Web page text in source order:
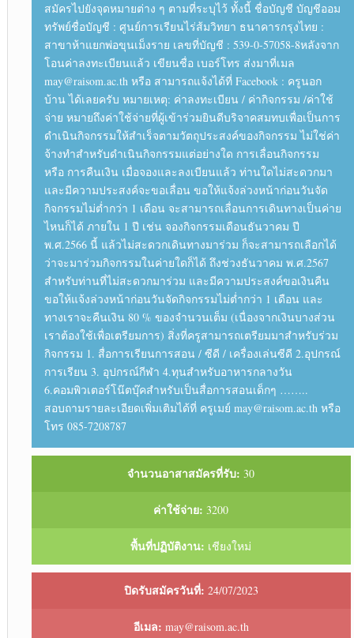
สมัครไปยังจุดหมายต่าง ๆ ตามที่ระบุไว้ ทั้งนี้ ชื่อบัญชี บัญชีออม
ทรัพย์ชื่อบัญชี : ศูนย์การเรียนไร่ส้มวิทยา ธนาคารกรุงไทย :
สาขาห้าแยกพ่อขุนเม็งราย เลขที่บัญชี : 539-0-57058-8หลังจาก
โอนค่าลงทะเบียนแล้ว เขียนชื่อ เบอร์โทร ส่งมาที่เมล
may@raisom.ac.th หรือ สามารถแจ้งได้ที่ Facebook : ครูนอก
บ้าน ได้เลยครับ หมายเหตุ: ค่าลงทะเบียน / ค่ากิจกรรม /ค่าใช้
จ่าย หมายถึงค่าใช้จ่ายที่ผู้เข้าร่วมยินดีบริจาคสมทบเพื่อเป็นการ
ดำเนินกิจกรรมให้สำเร็จตามวัตถุประสงค์ของกิจกรรม ไม่ใช่ค่า
จ้างทำสำหรับดำเนินกิจกรรมแต่อย่างใด การเลื่อนกิจกรรม
หรือ การคืนเงิน เมื่อจองและลงเบียนแล้ว ท่านใดไม่สะดวกมา
และมีความประสงค์จะขอเลื่อน ขอให้แจ้งล่วงหน้าก่อนวันจัด
กิจกรรมไม่ต่ำกว่า 1 เดือน จะสามารถเลื่อนการเดินทางเป็นค่าย
ไหนก็ได้ ภายใน 1 ปี เช่น จองกิจกรรมเดือนธันวาคม ปี
พ.ศ.2566 นี้ แล้วไม่สะดวกเดินทางมาร่วม ก็จะสามารถเลือกได้
ว่าจะมาร่วมกิจกรรมในค่ายใดก็ได้ ถึงช่วงธันวาคม พ.ศ.2567
สำหรับท่านที่ไม่สะดวกมาร่วม และมีความประสงค์ขอเงินคืน
ขอให้แจ้งล่วงหน้าก่อนวันจัดกิจกรรมไม่ต่ำกว่า 1 เดือน และ
ทางเราจะคืนเงิน 80 % ของจำนวนเต็ม (เนื่องจากเงินบางส่วน
เราต้องใช้เพื่อเตรียมการ) สิ่งที่ครูสามารถเตรียมมาสำหรับร่วม
กิจกรรม 1. สื่อการเรียนการสอน / ซีดี / เครื่องเล่นซีดี 2.อุปกรณ์
การเรียน 3. อุปกรณ์กีฬา 4.ทุนสำหรับอาหารกลางวัน
6.คอมพิวเตอร์โน๊ตบุ๊คสำหรับเป็นสื่อการสอนเด็กๆ ……..
สอบถามรายละเอียดเพิ่มเติมได้ที่ ครูเมย์ may@raisom.ac.th หรือ
โทร 085-7208787
จำนวนอาสาสมัครที่รับ: 30
ค่าใช้จ่าย: 3200
พื้นที่ปฏิบัติงาน: เชียงใหม่
ปิดรับสมัครวันที่: 24/07/2023
อีเมล: may@raisom.ac.th